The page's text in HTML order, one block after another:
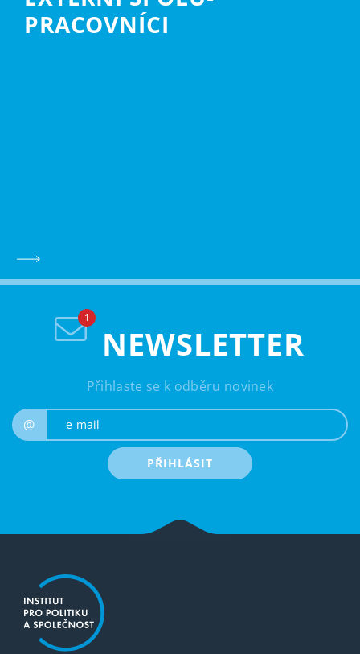
PRACOVNÍCI
NEWSLETTER
Přihlaste se k odběru novinek
@
PŘIHLÁSIT